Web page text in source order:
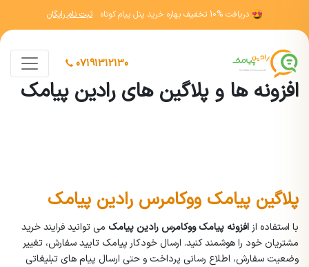
دریافت 10% تخفیف بهاره خرید پنل پیام کوتاه ثبت نام رایگان
07191312130
افزونه ها و پلاگین های رادین پیامک
پلاگین پیامک ووکامرس رادین پیامک
با استفاده از افزونه پیامک ووکامرس رادین پیامک می توانید فرایند خرید
مشتریان خود را هوشمند کنید. ارسال خودکار پیامک تایید سفارش، تغییر
وضعیت سفارش، اطلاع رسانی پرداخت و حتی ارسال پیام های تبلیغاتی